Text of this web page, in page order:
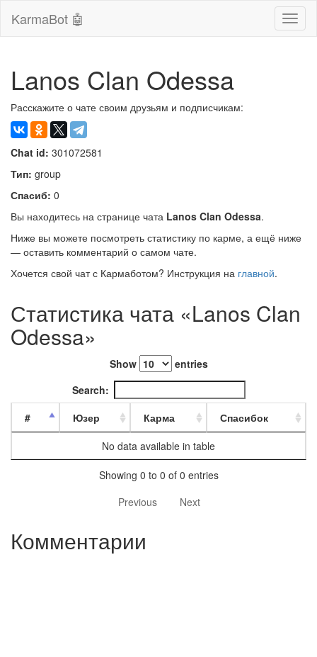
KarmaBot 🤖
Lanos Clan Odessa
Расскажите о чате своим друзьям и подписчикам:
Chat id: 301072581
Тип: group
Спасиб: 0
Вы находитесь на странице чата Lanos Clan Odessa.
Ниже вы можете посмотреть статистику по карме, а ещё ниже
— оставить комментарий о самом чате.
Хочется свой чат с Кармаботом? Инструкция на главной.
Статистика чата «Lanos Clan
Odessa»
Show
entries
Search:
#
Юзер Карма
Спасибок
No data available in table
Showing 0 to 0 of 0 entries
Previous
Next
Комментарии